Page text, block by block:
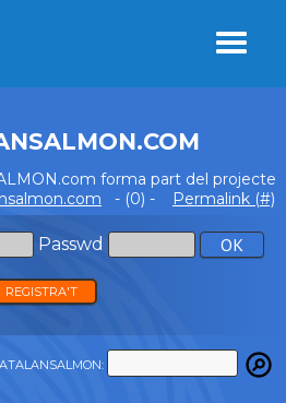
forma part del projecte
- (0) - Permalink (#)
Passwd
REGISTRA'T